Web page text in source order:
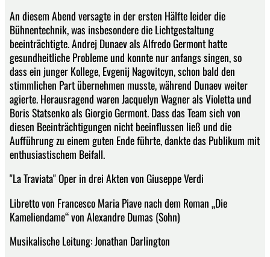
An diesem Abend versagte in der ersten Hälfte leider die
Bühnentechnik, was insbesondere die Lichtgestaltung
beeinträchtigte. Andrej Dunaev als Alfredo Germont hatte
gesundheitliche Probleme und konnte nur anfangs singen, so
dass ein junger Kollege, Evgenij Nagovitcyn, schon bald den
stimmlichen Part übernehmen musste, während Dunaev weiter
agierte. Herausragend waren Jacquelyn Wagner als Violetta und
Boris Statsenko als Giorgio Germont. Dass das Team sich von
diesen Beeinträchtigungen nicht beeinflussen ließ und die
Aufführung zu einem guten Ende führte, dankte das Publikum mit
enthusiastischem Beifall.
"La Traviata" Oper in drei Akten von Giuseppe Verdi
Libretto von Francesco Maria Piave nach dem Roman „Die
Kameliendame“ von Alexandre Dumas (Sohn)
Musikalische Leitung: Jonathan Darlington